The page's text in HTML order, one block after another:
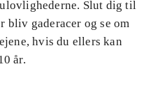
Slut dig til
bliv gaderacer og se om
hvis du ellers kan
år.